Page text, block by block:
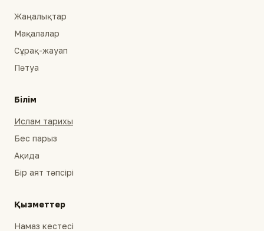
Жаңалықтар
Мақалалар
Сұрақ-жауап
Пәтуа
Білім
Ислам тарихы
Бес парыз
Ақида
Бір аят тәпсірі
Қызметтер
Намаз кестесі